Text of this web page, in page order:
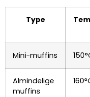
Type
Mini-muffins
Almindelige
muffins